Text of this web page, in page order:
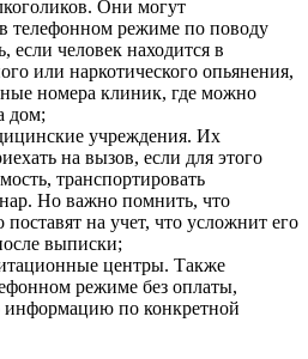
Они могут
в телефонном режиме по поводу
если человек находится в
или наркотического опьянения,
номера клиник, где можно
дом;
учреждения. Их
на вызов, если для этого
транспортировать
Но важно помнить, что
поставят на учет, что усложнит его
выписки;
центры. Также
режиме без оплаты,
информацию по конкретной